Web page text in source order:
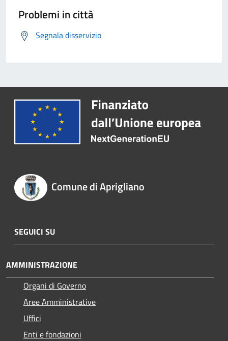
Problemi in città
Segnala disservizio
Comune di Aprigliano
SEGUICI SU
AMMINISTRAZIONE
Organi di Governo
Aree Amministrative
Uffici
Enti e fondazioni